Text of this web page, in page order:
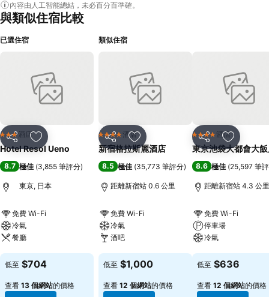
內容由人工智能總結，未必百分百準確。
與類似住宿比較
已選住宿
分享 放到收藏夾
3 星級酒店
Hotel Resol Ueno
8.7 極佳 (3,855 筆評分)
東京, 日本
免費 Wi-Fi
冷氣
餐廳
查看價格
低至 $704
查看 13 個網站的價格
類似住宿
分享 放到收藏夾
4 星級 酒店
新宿格拉斯麗酒店
8.5 極佳 (35,773 筆評分)
距離新宿站 0.6 公里
免費 Wi-Fi
冷氣
酒吧
查看價格
低至 $1,000
查看 12 個網站的價格
分享 放到收藏
4 星級 酒店
東京池袋大都會大
8.6 極佳 (25,597 筆
距離新宿站 4.3 公里
免費 Wi-Fi
停車場
冷氣
查看價格
低至 $636
查看 12 個網站的價格